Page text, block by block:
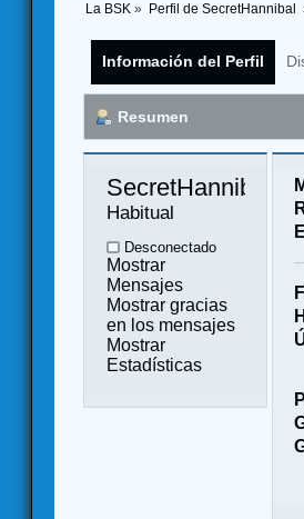
La BSK » Perfil de SecretHannibal
Información del Perfil
Resumen
Habitual
Desconectado
Mostrar
Mensajes
Mostrar gracias
en los mensajes
Mostrar
Estadísticas